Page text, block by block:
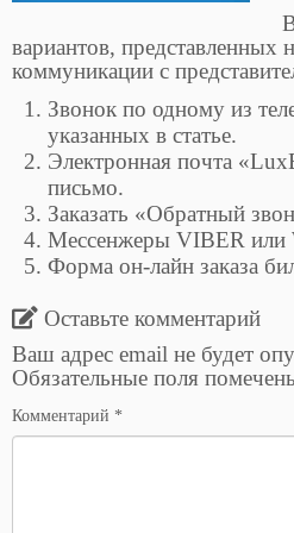
вариантов, представленных
коммуникации с
Звонок по одному из
указанных в статье.
Электронная почта
письмо.
Заказать «Обратный
Мессенжеры VIBER или
Форма он-лайн заказа
Оставьте комментарий
Ваш адрес email не будет
Обязательные поля
Комментарий *